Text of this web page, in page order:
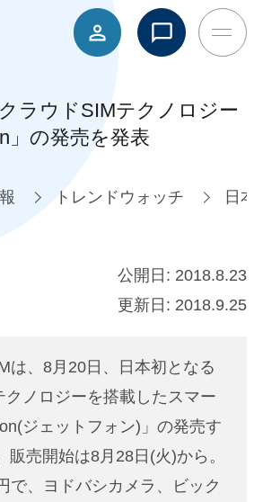
ラウドSIMテクノロジー
」の発売を発表
トレンドウォッチ 日
公開日: 2018.8.23
更新日: 2018.9.25
は、8月20日、日本初となる
クノロジーを搭載したスマー
ジェットフォン)」の発売す
販売開始は8月28日(火)から。
で、ヨドバシカメラ、ビック